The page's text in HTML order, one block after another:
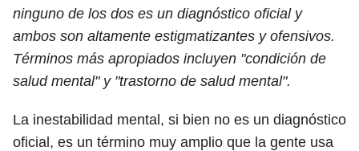
ninguno de los dos es un diagnóstico oficial y
ambos son altamente estigmatizantes y ofensivos.
Términos más apropiados incluyen "condición de
salud mental" y "trastorno de salud mental".
La inestabilidad mental, si bien no es un diagnóstico
oficial, es un término muy amplio que la gente usa